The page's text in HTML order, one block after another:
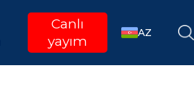
Canlı
yayım
AZ